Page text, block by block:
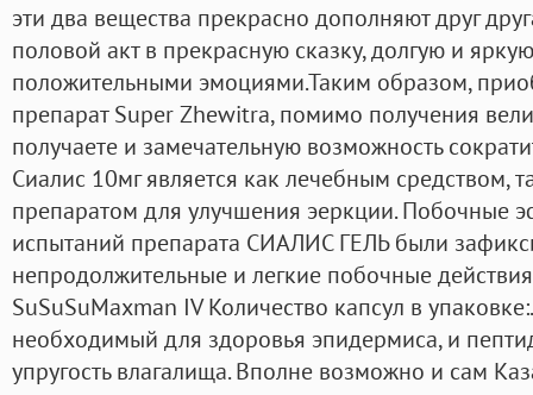
эти два вещества прекрасно дополняют друг
половой акт в прекрасную сказку, долгую и
положительными эмоциями.Таким образом,
препарат Super Zhewitra, помимо получения
получаете и замечательную возможность
Сиалис 10мг является как лечебным средством,
препаратом для улучшения эеркции. Побочные
испытаний препарата СИАЛИС ГЕЛЬ были
непродолжительные и легкие побочные
SuSuSuMaxman IV Количество капсул в
необходимый для здоровья эпидермиса, и
упругость влагалища. Вполне возможно и сам